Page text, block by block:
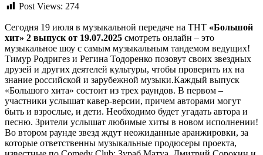
Post Views: 274
Сегодня 19 июля в музыкальной передаче на ТНТ «Большой
хит» 2 выпуск от 19.07.2025 смотреть онлайн – это
музыкальное шоу с самым музыкальным тандемом ведущих!
Тимур Родригез и Регина Тодоренко позовут своих звездных
друзей и других деятелей культуры, чтобы проверить их на
знание российской и зарубежной музыки.Каждый выпуск
«Большого хита» состоит из трех раундов. В первом –
участники услышат кавер-версии, причем авторами могут
быть и взрослые, и дети. Необходимо будет угадать автора и
песню. Зрители услышат любимые хиты в новом исполнении!
Во втором раунде звезд ждут неожиданные аранжировки, за
которые ответственны музыкальные продюсеры проекта,